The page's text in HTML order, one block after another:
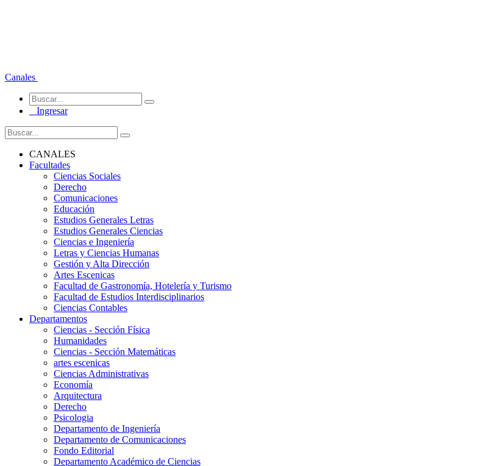
Canales
Ingresar
CANALES
Facultades
Ciencias Sociales
Derecho
Comunicaciones
Educación
Estudios Generales Letras
Estudios Generales Ciencias
Ciencias e Ingeniería
Letras y Ciencias Humanas
Gestión y Alta Dirección
Artes Escenicas
Facultad de Gastronomía, Hotelería y Turismo
Facultad de Estudios Interdisciplinarios
Ciencias Contables
Departamentos
Ciencias - Sección Física
Humanidades
Ciencias - Sección Matemáticas
artes escenicas
Ciencias Administrativas
Economía
Arquitectura
Derecho
Psicologia
Departamento de Ingeniería
Departamento de Comunicaciones
Fondo Editorial
Departamento Académico de Ciencias